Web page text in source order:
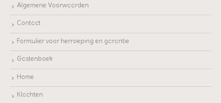
Algemene Voorwaarden
Contact
Formulier voor herroeping en garantie
Gastenboek
Home
Klachten